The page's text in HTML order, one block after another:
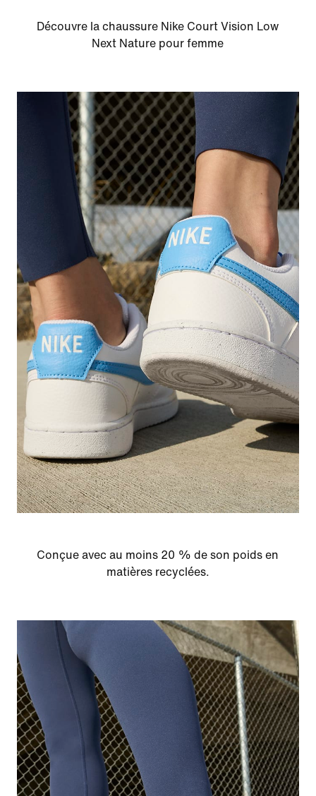
Découvre la chaussure Nike Court Vision Low
Next Nature pour femme
Conçue avec au moins 20 % de son poids en
matières recyclées.